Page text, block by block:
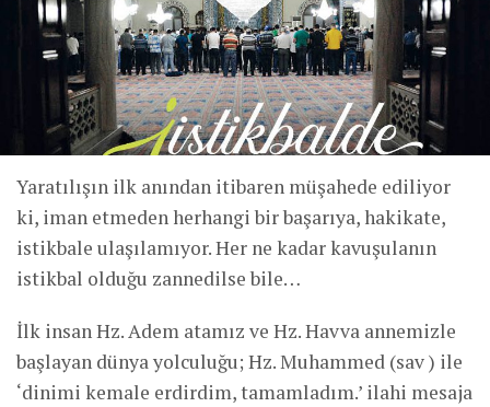
Yaratılışın ilk anından itibaren müşahede ediliyor
ki, iman etmeden herhangi bir başarıya, hakikate,
istikbale ulaşılamıyor. Her ne kadar kavuşulanın
istikbal olduğu zannedilse bile…
İlk insan Hz. Adem atamız ve Hz. Havva annemizle
başlayan dünya yolculuğu; Hz. Muhammed (sav ) ile
‘dinimi kemale erdirdim, tamamladım.’ ilahi mesaja